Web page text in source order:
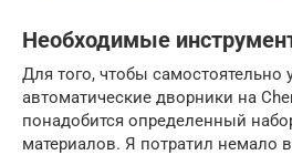
Необходимые
Для того, чтобы самостоятельно
автоматические дворники на
понадобится определенный
материалов. Я потратил немало